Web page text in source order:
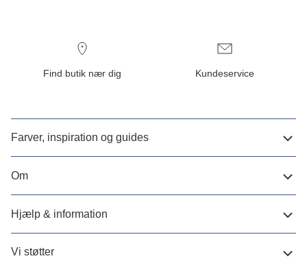
Find butik nær dig Kundeservice
Farver, inspiration og guides
Om
Hjælp & information
Vi støtter